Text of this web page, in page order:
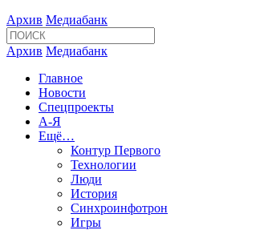
Архив Медиабанк
Архив Медиабанк
Главное
Новости
Спецпроекты
А-Я
Ещё…
Контур Первого
Технологии
Люди
История
Синхроинфотрон
Игры